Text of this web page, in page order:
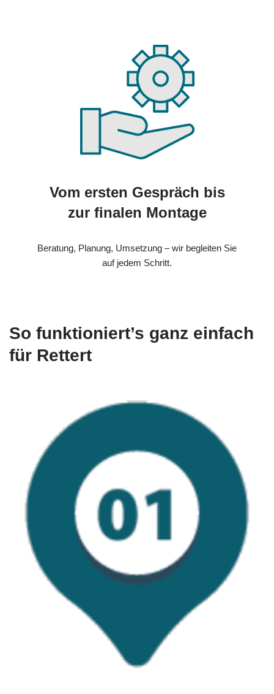
Vom ersten Gespräch bis
zur finalen Montage
Beratung, Planung, Umsetzung – wir begleiten Sie
auf jedem Schritt.
So funktioniert’s ganz einfach
für Rettert